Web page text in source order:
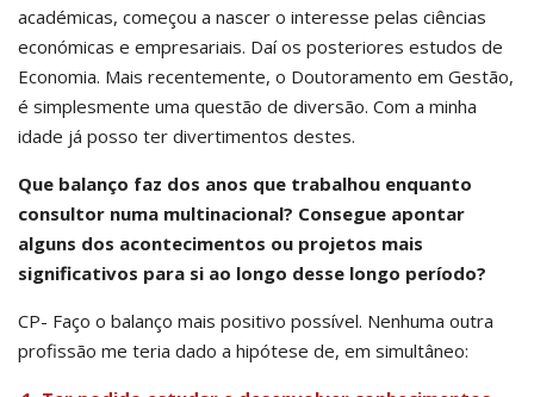
académicas, começou a nascer o interesse pelas ciências
económicas e empresariais. Daí os posteriores estudos de
Economia. Mais recentemente, o Doutoramento em Gestão,
é simplesmente uma questão de diversão. Com a minha
idade já posso ter divertimentos destes.
Que balanço faz dos anos que trabalhou enquanto
consultor numa multinacional? Consegue apontar
alguns dos acontecimentos ou projetos mais
significativos para si ao longo desse longo período?
CP- Faço o balanço mais positivo possível. Nenhuma outra
profissão me teria dado a hipótese de, em simultâneo: